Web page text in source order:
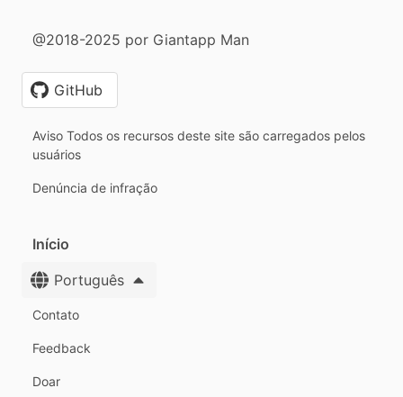
@2018-2025 por Giantapp Man
GitHub
Aviso Todos os recursos deste site são carregados pelos
usuários
Denúncia de infração
Início
Português
Contato
Feedback
Doar